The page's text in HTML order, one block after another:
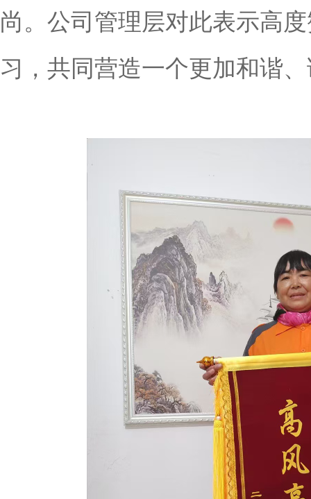
尚。公司管理层对此表示高
习，共同营造一个更加和谐